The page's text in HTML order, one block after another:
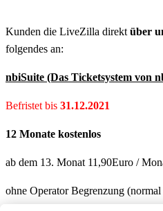
Kunden die LiveZilla direkt über
folgendes an:
nbiSuite (Das Ticketsystem von
Befristet bis 31.12.2021
12 Monate kostenlos
ab dem 13. Monat 11,90Euro /
ohne Operator Begrenzung